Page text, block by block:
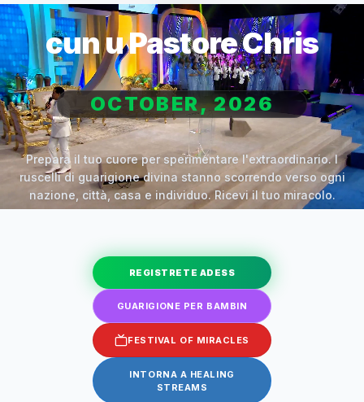
cun u Pastore Chris
OCTOBER, 2026
Prepara il tuo cuore per sperimentare l'extraordinario. I
ruscelli di guarigione divina stanno scorrendo verso ogni
nazione, città, casa e individuo. Ricevi il tuo miracolo.
REGISTRETE ADESS
GUARIGIONE PER BAMBIN
FESTIVAL OF MIRACLES
INTORNA A HEALING
STREAMS